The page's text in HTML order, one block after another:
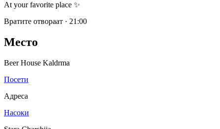
At your favorite place ✨
Вратите отвораат · 21:00
Место
Beer House Kaldrma
Посети
Адреса
Насоки